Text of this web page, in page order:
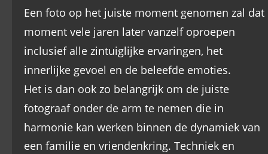
Een foto op het juiste moment genomen zal dat
moment vele jaren later vanzelf oproepen
inclusief alle zintuiglijke ervaringen, het
innerlijke gevoel en de beleefde emoties.
Het is dan ook zo belangrijk om de juiste
fotograaf onder de arm te nemen die in
harmonie kan werken binnen de dynamiek van
een familie en vriendenkring. Techniek en